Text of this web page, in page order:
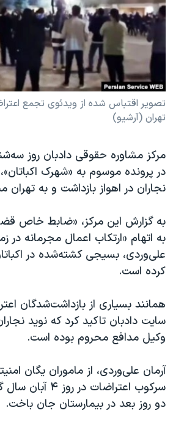
فرهنگ و زندگی
حقوق شهروندی
اقتصادی
علم و فناوری
اسرائیل در جنگ
گالری عکس
مستندها
انتخابات ریاست جمهوری آمریکا ۲۰۲۴
حمله جمهوری اسلامی به اسرائیل
رمز مهسا
ورزش زنان در ایران
اعتراضات زن، زندگی، آزادی
تریبونال مردمی آبان ۹۸
دادگاه حمید نوری
قانون شفافیت دارائی کادر رهبری ایران
اعتراضات مردمی آبان ۹۸
اسرائیل در جنگ
نرگس محمدی برنده جایزه نوبل صلح
همایش محافظه‌کاران آمریکا «سی‌پک»
صفحه‌های ویژه
سفر پرزیدنت ترامپ به چین
دنبال کنید
زبانهای مختلف
تصویر اقتباس شده از ویدئوی تجمع
تهران (آرشیو)
در پرونده موسوم به «شهرک
نجاران در اهواز بازداشت و به
به گزارش این مرکز، «ضابط خاص
به اتهام «ارتکاب اعمال مجرمانه در
علی‌وردی، بسیجی کشته‌شده در
کرده است.
همانند بسیاری از بازداشت‌شدگان
سایت دادبان تاکید کرد که نوید
وکیل مدافع محروم بوده است.
آرمان علی‌وردی، از ماموران یگان
سرکوب اعتراضات
دو روز بعد در بیمارستان جان باخت.